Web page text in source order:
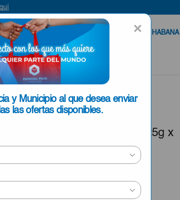
×
y Municipio al que desea enviar
las ofertas disponibles.
ENVIAR A LA HABANA
de Baño Manzana Doxa 125g x
puede ser entregado en Ciego de Ávila,